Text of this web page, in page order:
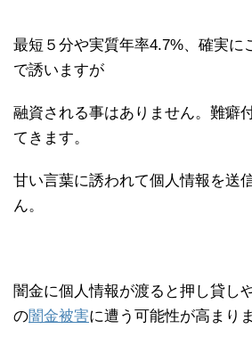
最短５分や実質年率4.7%、確実に
で誘いますが
融資される事はありません。難癖
てきます。
甘い言葉に誘われて個人情報を送
ん。
闇金に個人情報が渡ると押し貸し
の闇金被害に遭う可能性が高まりま